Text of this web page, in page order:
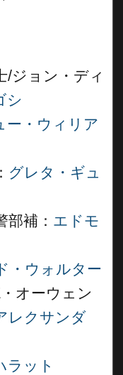
/ジョン・ディ
シ
ー・ウィリア
グレタ・ギュ
補： エドモ
・ウォルター
オーウェン
レクサンダ
ラット